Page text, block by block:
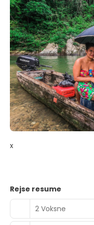
x
Rejse resume
2 Voksne